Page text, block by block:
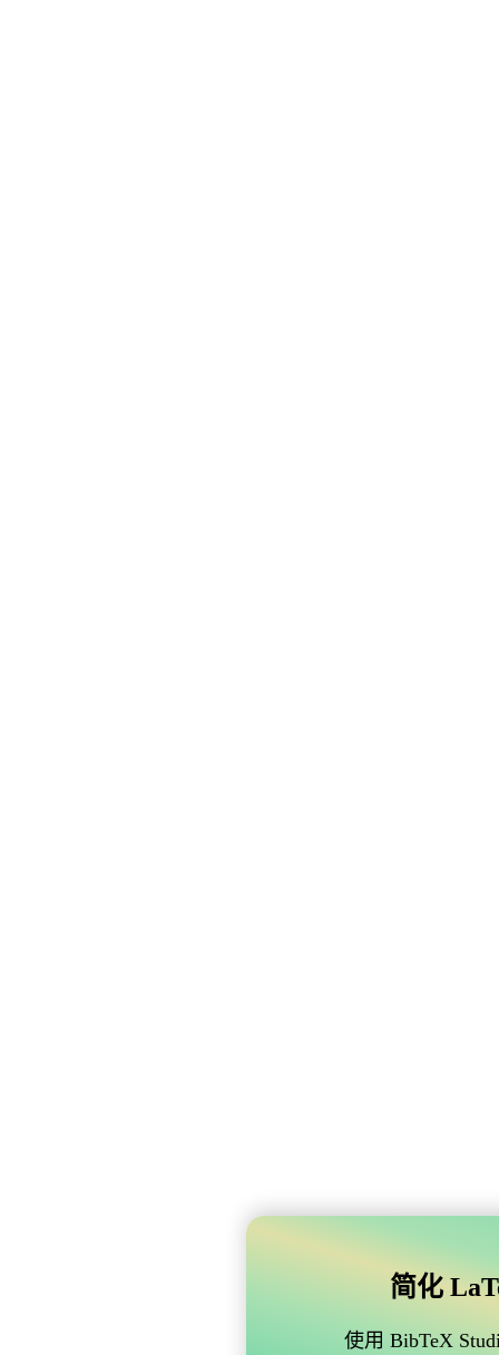
简化
使用 BibTeX